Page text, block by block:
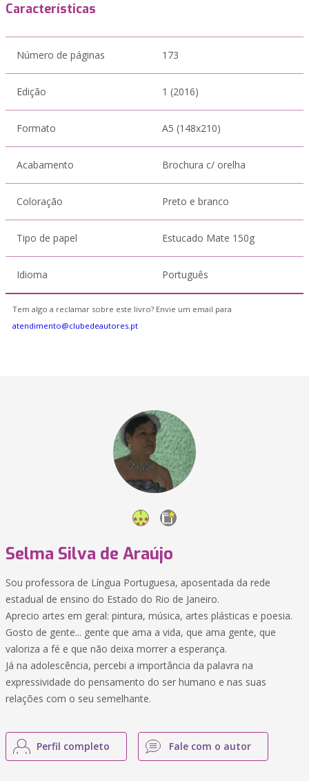
Características
Número de páginas 173
Edição 1 (2016)
Formato A5 (148x210)
Acabamento Brochura c/ orelha
Coloração Preto e branco
Tipo de papel Estucado Mate 150g
Idioma Português
Tem algo a reclamar sobre este livro? Envie um email para
atendimento@clubedeautores.pt
Selma Silva de Araújo
Sou professora de Língua Portuguesa, aposentada da rede
estadual de ensino do Estado do Rio de Janeiro.
Aprecio artes em geral: pintura, música, artes plásticas e poesia.
Gosto de gente... gente que ama a vida, que ama gente, que
valoriza a fé e que não deixa morrer a esperança.
Já na adolescência, percebi a importância da palavra na
expressividade do pensamento do ser humano e nas suas
relações com o seu semelhante.
Perfil completo Fale com o autor